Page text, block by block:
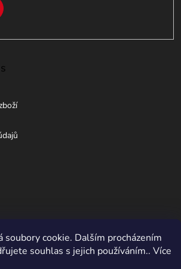
soubory cookie. Dalším procházením
souhlas s jejich používáním.. Více